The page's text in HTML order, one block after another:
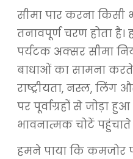
सीमा पार करना किसी
तनावपूर्ण चरण होता है।
पर्यटक अक्सर सीमा
बाधाओं का सामना करते
राष्ट्रीयता, नस्ल, लिंग
पर पूर्वाग्रहों से जोड़ा
भावनात्मक चोटें पहुंचाते
हमने पाया कि कमजोर